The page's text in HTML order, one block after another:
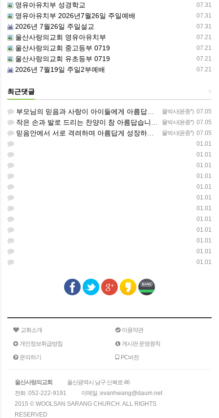
07.31
영유아유치부 성경학교
07.31
영유아유치부 2026년7월26일 주일예배
07.31
2026년 7월26일 주일설교
07.21
울산사랑의교회 영유아유치부
07.21
울산사랑의교회 중고등부 0719
07.21
울산사랑의교회 유초등부 0719
07.21
2026년 7월19일 주일2부예배
+
최근댓글
물박사(윤종*) 07.05
부모님의 믿음과 사랑이 아이들에게 아름답게 이어지길 축복합니다
물박사(윤종*) 07.05
작은 손과 발로 드리는 찬양이 참 아름답습니다 하나님의 사랑이 늘 함께하길 기도합니다
물박사(윤종*) 07.05
믿음안에서 서로 격려하며 아름답게 성장하는 중고등부가 되길 응원합니다
01.01
01.01
01.01
01.01
01.01
01.01
01.01
01.01
01.01
01.01
01.01
01.01
교회소개
이용약관
개인정보취급방침
게시판 운영원칙
문의하기
PC버전
울산사랑의교회
울산광역시 남구 신복로 46
전화 :052-222-9191 이메일 :evanhwang@daum.net
2015 © WOOLSAN SARANG CHURCH. ALL RIGHTS
RESERVED